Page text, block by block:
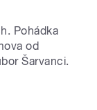
Pohádka
od
Šarvanci.